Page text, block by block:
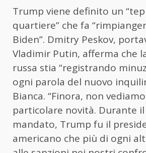
Trump viene definito un
quartiere” che fa
Biden”. Dmitry Peskov,
Vladimir Putin, afferma che
russa stia “registrando
ogni parola del nuovo
Bianca. “Finora, non
particolare novità. Durante
mandato, Trump fu il
americano che più di ogni